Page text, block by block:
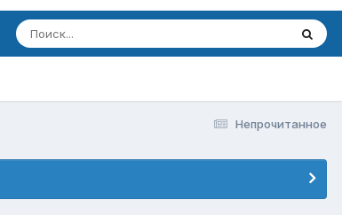
Непрочитанное